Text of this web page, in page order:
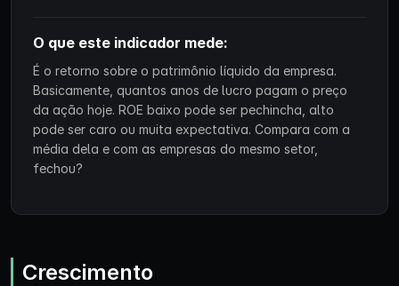
O que este indicador mede:
É o retorno sobre o patrimônio líquido da empresa.
Basicamente, quantos anos de lucro pagam o preço
da ação hoje. ROE baixo pode ser pechincha, alto
pode ser caro ou muita expectativa. Compara com a
média dela e com as empresas do mesmo setor,
fechou?
Crescimento